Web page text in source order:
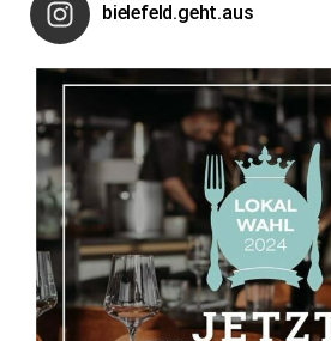
bielefeld.geht.aus